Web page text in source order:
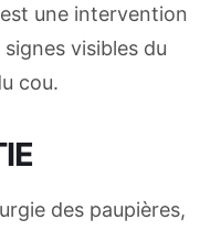
est une intervention
visibles du
cou.
des paupières,